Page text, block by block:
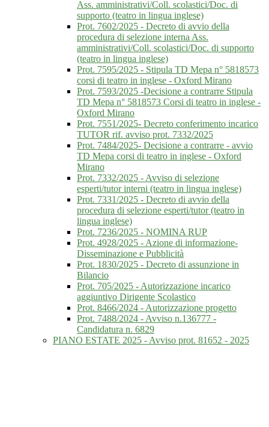
Ass. amministrativi/Coll. scolastici/Doc. di
supporto (teatro in lingua inglese)
Prot. 7602/2025 - Decreto di avvio della
procedura di selezione interna Ass.
amministrativi/Coll. scolastici/Doc. di supporto
(teatro in lingua inglese)
Prot. 7595/2025 - Stipula TD Mepa n° 5818573
corsi di teatro in inglese - Oxford Mirano
Prot. 7593/2025 -Decisione a contrarre Stipula
TD Mepa n° 5818573 Corsi di teatro in inglese -
Oxford Mirano
Prot. 7551/2025- Decreto conferimento incarico
TUTOR rif. avviso prot. 7332/2025
Prot. 7484/2025- Decisione a contrarre - avvio
TD Mepa corsi di teatro in inglese - Oxford
Mirano
Prot. 7332/2025 - Avviso di selezione
esperti/tutor interni (teatro in lingua inglese)
Prot. 7331/2025 - Decreto di avvio della
procedura di selezione esperti/tutor (teatro in
lingua inglese)
Prot. 7236/2025 - NOMINA RUP
Prot. 4928/2025 - Azione di informazione-
Disseminazione e Pubblicità
Prot. 1830/2025 - Decreto di assunzione in
Bilancio
Prot. 705/2025 - Autorizzazione incarico
aggiuntivo Dirigente Scolastico
Prot. 8466/2024 - Autorizzazione progetto
Prot. 7488/2024 - Avviso n.136777 -
Candidatura n. 6829
PIANO ESTATE 2025 - Avviso prot. 81652 - 2025